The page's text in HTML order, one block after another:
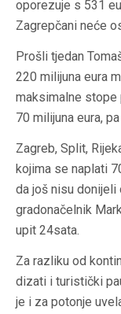
oporezuje s 531
Zagrepčani neće
Prošli tjedan
220 milijuna eura
maksimalne stope
70 milijuna eura,
Zagreb, Split,
kojima se naplati
da još nisu donijeli
gradonačelnik
upit 24sata.
Za razliku od
dizati i turistički
je i za potonje